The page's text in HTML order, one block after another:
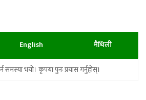
English मैथिली
समस्या भयो। कृपया पुनः प्रयास गर्नुहोस्।